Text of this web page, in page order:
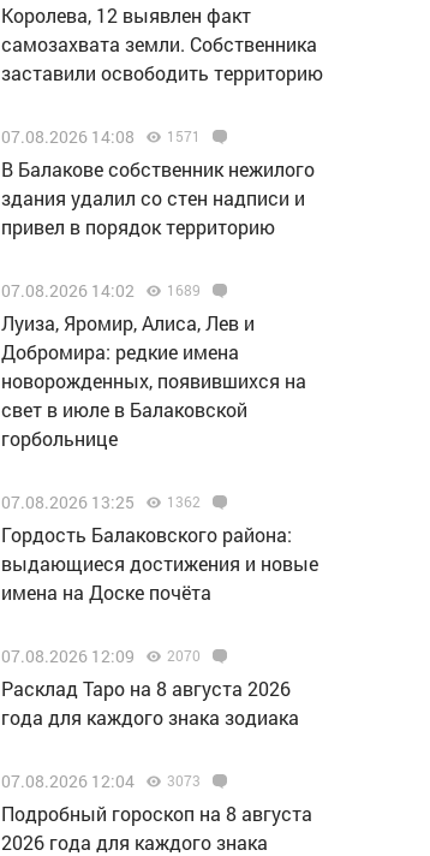
Королева, 12 выявлен факт
самозахвата земли. Собственника
заставили освободить территорию
07.08.2026 14:08 1571
В Балакове собственник нежилого
здания удалил со стен надписи и
привел в порядок территорию
07.08.2026 14:02 1689
Луиза, Яромир, Алиса, Лев и
Добромира: редкие имена
новорожденных, появившихся на
свет в июле в Балаковской
горбольнице
07.08.2026 13:25 1362
Гордость Балаковского района:
выдающиеся достижения и новые
имена на Доске почёта
07.08.2026 12:09 2070
Расклад Таро на 8 августа 2026
года для каждого знака зодиака
07.08.2026 12:04 3073
Подробный гороскоп на 8 августа
2026 года для каждого знака